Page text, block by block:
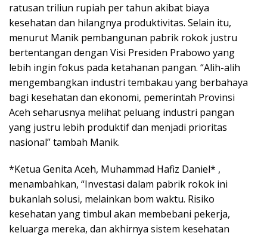
ratusan triliun rupiah per tahun akibat biaya
kesehatan dan hilangnya produktivitas. Selain itu,
menurut Manik pembangunan pabrik rokok justru
bertentangan dengan Visi Presiden Prabowo yang
lebih ingin fokus pada ketahanan pangan. “Alih-alih
mengembangkan industri tembakau yang berbahaya
bagi kesehatan dan ekonomi, pemerintah Provinsi
Aceh seharusnya melihat peluang industri pangan
yang justru lebih produktif dan menjadi prioritas
nasional” tambah Manik.
*Ketua Genita Aceh, Muhammad Hafiz Daniel* ,
menambahkan, “Investasi dalam pabrik rokok ini
bukanlah solusi, melainkan bom waktu. Risiko
kesehatan yang timbul akan membebani pekerja,
keluarga mereka, dan akhirnya sistem kesehatan